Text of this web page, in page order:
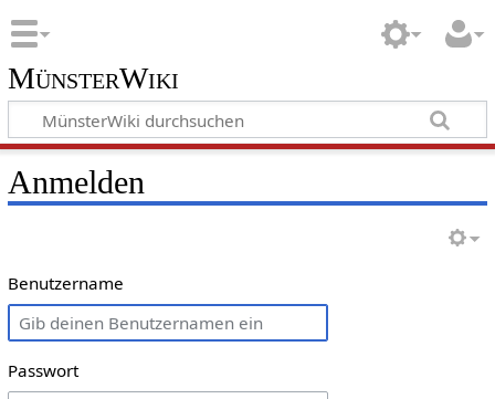
MünsterWiki
Anmelden
Benutzername
Passwort